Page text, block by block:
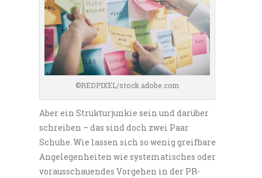
©REDPIXEL/stock.adobe.com
Aber ein Strukturjunkie sein und darüber
schreiben – das sind doch zwei Paar
Schuhe. Wie lassen sich so wenig greifbare
Angelegenheiten wie systematisches oder
vorausschauendes Vorgehen in der PR-